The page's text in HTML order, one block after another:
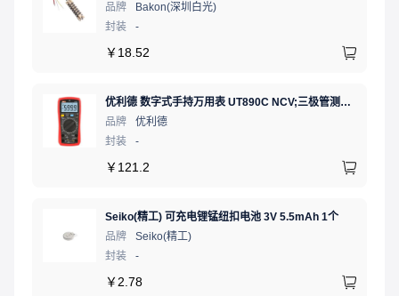
品牌
Bakon(深圳白光)
封装
-
￥ 18.52
优利德 数字式手持万用表 UT890C NCV;三极管测试;二极管测试;火线辨别;真有效值;通断测试
品牌
优利德
封装
-
￥ 121.2
Seiko(精工) 可充电锂锰纽扣电池 3V 5.5mAh 1个
品牌
Seiko(精工)
封装
-
￥ 2.78